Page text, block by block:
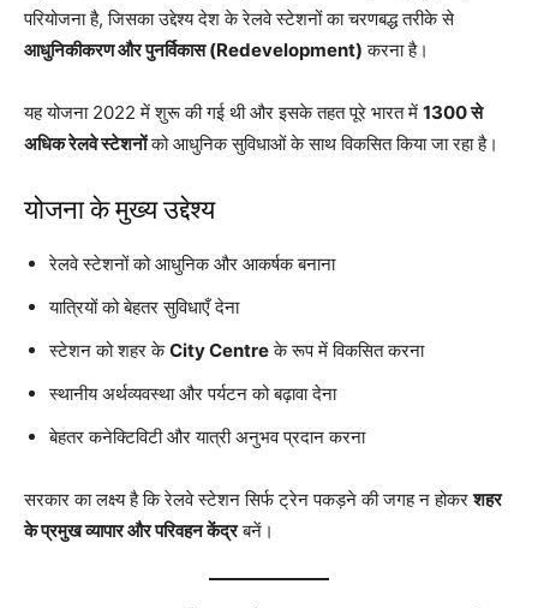
परियोजना है, जिसका उद्देश्य देश के रेलवे स्टेशनों का चरणबद्ध तरीके से
आधुनिकीकरण और पुनर्विकास (Redevelopment) करना है।
यह योजना 2022 में शुरू की गई थी और इसके तहत पूरे भारत में 1300 से
अधिक रेलवे स्टेशनोंको आधुनिक सुविधाओं के साथ विकसित किया जा रहा है।
योजना के मुख्य उद्देश्य
रेलवे स्टेशनों को आधुनिक और आकर्षक बनाना
यात्रियों को बेहतर सुविधाएँ देना
स्टेशन को शहर केCity Centreके रूप में विकसित करना
स्थानीय अर्थव्यवस्था और पर्यटन को बढ़ावा देना
बेहतर कनेक्टिविटी और यात्री अनुभव प्रदान करना
सरकार का लक्ष्य है कि रेलवे स्टेशन सिर्फ ट्रेन पकड़ने की जगह न होकरशहर
के प्रमुख व्यापार और परिवहन केंद्रबनें।